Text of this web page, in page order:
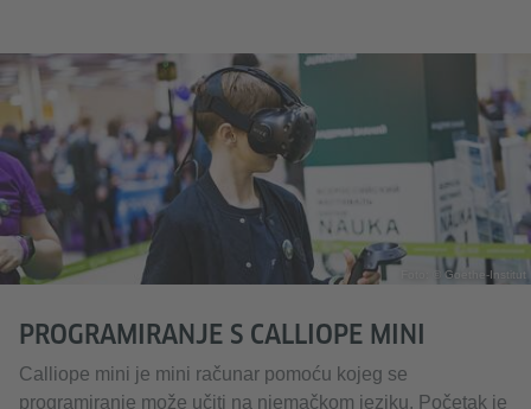
Foto: © Goethe-Institut
PROGRAMIRANJE S CALLIOPE MINI
Calliope mini je mini računar pomoću kojeg se
programiranje može učiti na njemačkom jeziku. Početak je